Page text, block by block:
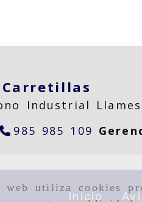
web utiliza cookies
Industrial
985 985 109
Inicio